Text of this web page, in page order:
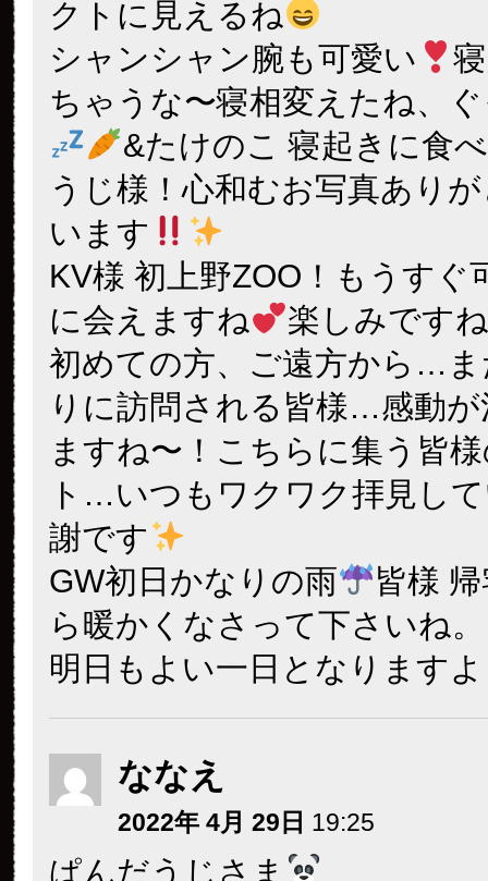
クトに見えるね
シャンシャン腕も可愛い
ちゃうな〜寝相変えたね、
&たけのこ 寝起きに食
うじ様！心和むお写真あり
います
KV様 初上野ZOO！もうすぐ
に会えますね
楽しみです
初めての方、ご遠方から…
りに訪問される皆様…感動
ますね〜！こちらに集う皆
ト…いつもワクワク拝見し
謝です
GW初日かなりの雨
皆様
ら暖かくなさって下さいね。
明日もよい一日となります
ななえ
2022年 4月 29日 19:25
ぱんだうじさま